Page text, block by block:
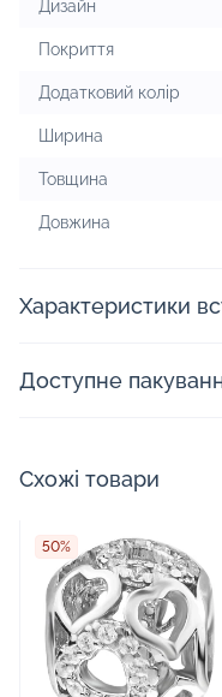
Дизайн
Покриття
Додатковий колір
Ширина
Товщина
Довжина
Характеристики
Доступне
Схожі товари
50%